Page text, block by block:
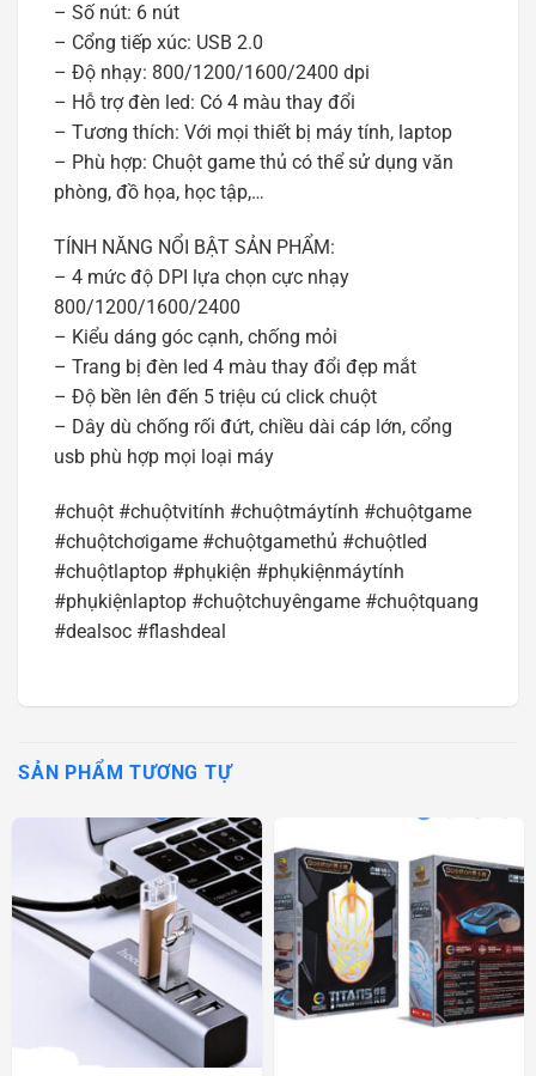
– Số nút: 6 nút
– Cổng tiếp xúc: USB 2.0
– Độ nhạy: 800/1200/1600/2400 dpi
– Hỗ trợ đèn led: Có 4 màu thay đổi
– Tương thích: Với mọi thiết bị máy tính, laptop
– Phù hợp: Chuột game thủ có thể sử dụng văn
phòng, đồ họa, học tập,…
TÍNH NĂNG NỔI BẬT SẢN PHẨM:
– 4 mức độ DPI lựa chọn cực nhạy
800/1200/1600/2400
– Kiểu dáng góc cạnh, chống mỏi
– Trang bị đèn led 4 màu thay đổi đẹp mắt
– Độ bền lên đến 5 triệu cú click chuột
– Dây dù chống rối đứt, chiều dài cáp lớn, cổng
usb phù hợp mọi loại máy
#chuột #chuộtvitính #chuộtmáytính #chuộtgame
#chuộtchơigame #chuộtgamethủ #chuộtled
#chuộtlaptop #phụkiện #phụkiệnmáytính
#phụkiệnlaptop #chuộtchuyêngame #chuộtquang
#dealsoc #flashdeal
SẢN PHẨM TƯƠNG TỰ